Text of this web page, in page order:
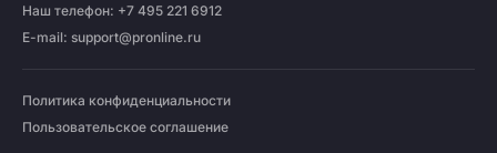
Наш телефон: +7 495 221 6912
E-mail: support@pronline.ru
Политика конфиденциальности
Пользовательское соглашение